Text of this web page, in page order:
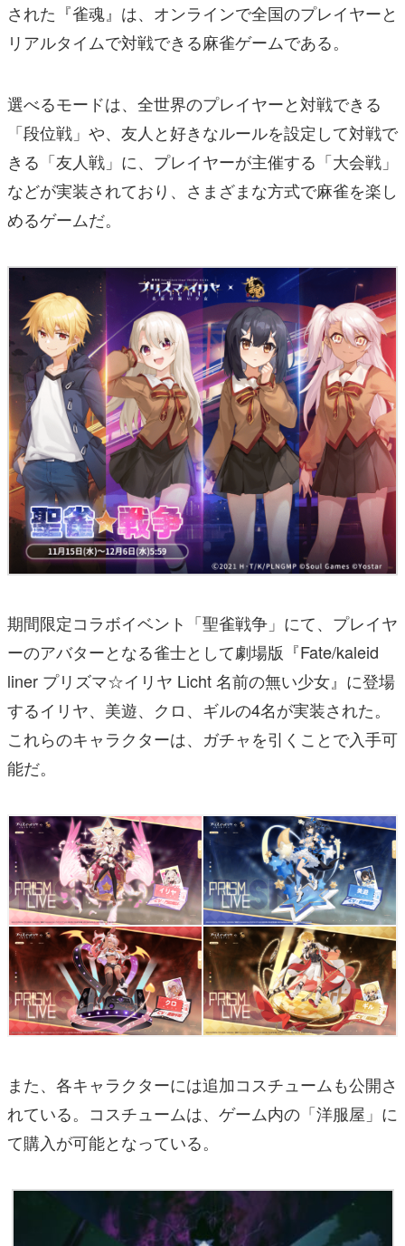
された『雀魂』は、オンラインで全国のプレイヤーと
リアルタイムで対戦できる麻雀ゲームである。
選べるモードは、全世界のプレイヤーと対戦できる
「段位戦」や、友人と好きなルールを設定して対戦で
きる「友人戦」に、プレイヤーが主催する「大会戦」
などが実装されており、さまざまな方式で麻雀を楽し
めるゲームだ。
期間限定コラボイベント「聖雀戦争」にて、プレイヤ
ーのアバターとなる雀士として劇場版『Fate/kaleid
liner プリズマ☆イリヤ Licht 名前の無い少女』に登場
するイリヤ、美遊、クロ、ギルの4名が実装された。
これらのキャラクターは、ガチャを引くことで入手可
能だ。
また、各キャラクターには追加コスチュームも公開さ
れている。コスチュームは、ゲーム内の「洋服屋」に
て購入が可能となっている。